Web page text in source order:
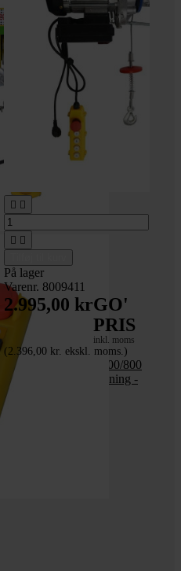
 
 
På lager
Varenr. 8009411
2.995,00 krGO'
PRIS
inkl. moms
(2.396,00 kr. ekskl. moms.)
Trækspil 230 volt - 400/800
kg - trådløs fjernbetjening -
18 meter wire